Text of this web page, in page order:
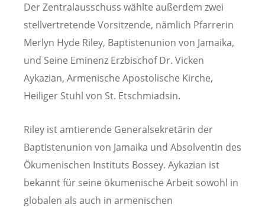
Der Zentralausschuss wählte außerdem zwei
stellvertretende Vorsitzende, nämlich Pfarrerin
Merlyn Hyde Riley, Baptistenunion von Jamaika,
und Seine Eminenz Erzbischof Dr. Vicken
Aykazian, Armenische Apostolische Kirche,
Heiliger Stuhl von St. Etschmiadsin.
Riley ist amtierende Generalsekretärin der
Baptistenunion von Jamaika und Absolventin des
Ökumenischen Instituts Bossey. Aykazian ist
bekannt für seine ökumenische Arbeit sowohl in
globalen als auch in armenischen